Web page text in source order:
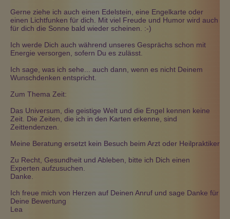
Gerne ziehe ich auch einen Edelstein, eine Engelkarte oder
einen Lichtfunken für dich. Mit viel Freude und Humor wird auch
für dich die Sonne bald wieder scheinen. :-)
Ich werde Dich auch während unseres Gesprächs schon mit
Energie versorgen, sofern Du es zulässt.
Ich sage, was ich sehe... auch dann, wenn es nicht Deinem
Wunschdenken entspricht.
Zum Thema Zeit:
Das Universum, die geistige Welt und die Engel kennen keine
Zeit. Die Zeiten, die ich in den Karten erkenne, sind
Zeittendenzen.
Meine Beratung ersetzt kein Besuch beim Arzt oder Heilpraktiker
Zu Recht, Gesundheit und Ableben, bitte ich Dich einen
Experten aufzusuchen.
Danke.
Ich freue mich von Herzen auf Deinen Anruf und sage Danke für
Deine Bewertung
Lea